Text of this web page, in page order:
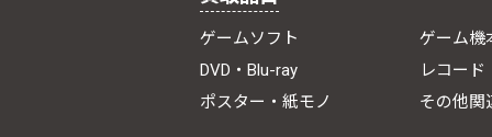
ゲームソフト
ゲーム機
DVD・Blu-ray
レコード
ポスター・紙モノ
その他関